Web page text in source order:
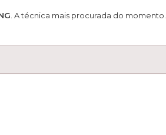
. A técnica mais procurada do momento.